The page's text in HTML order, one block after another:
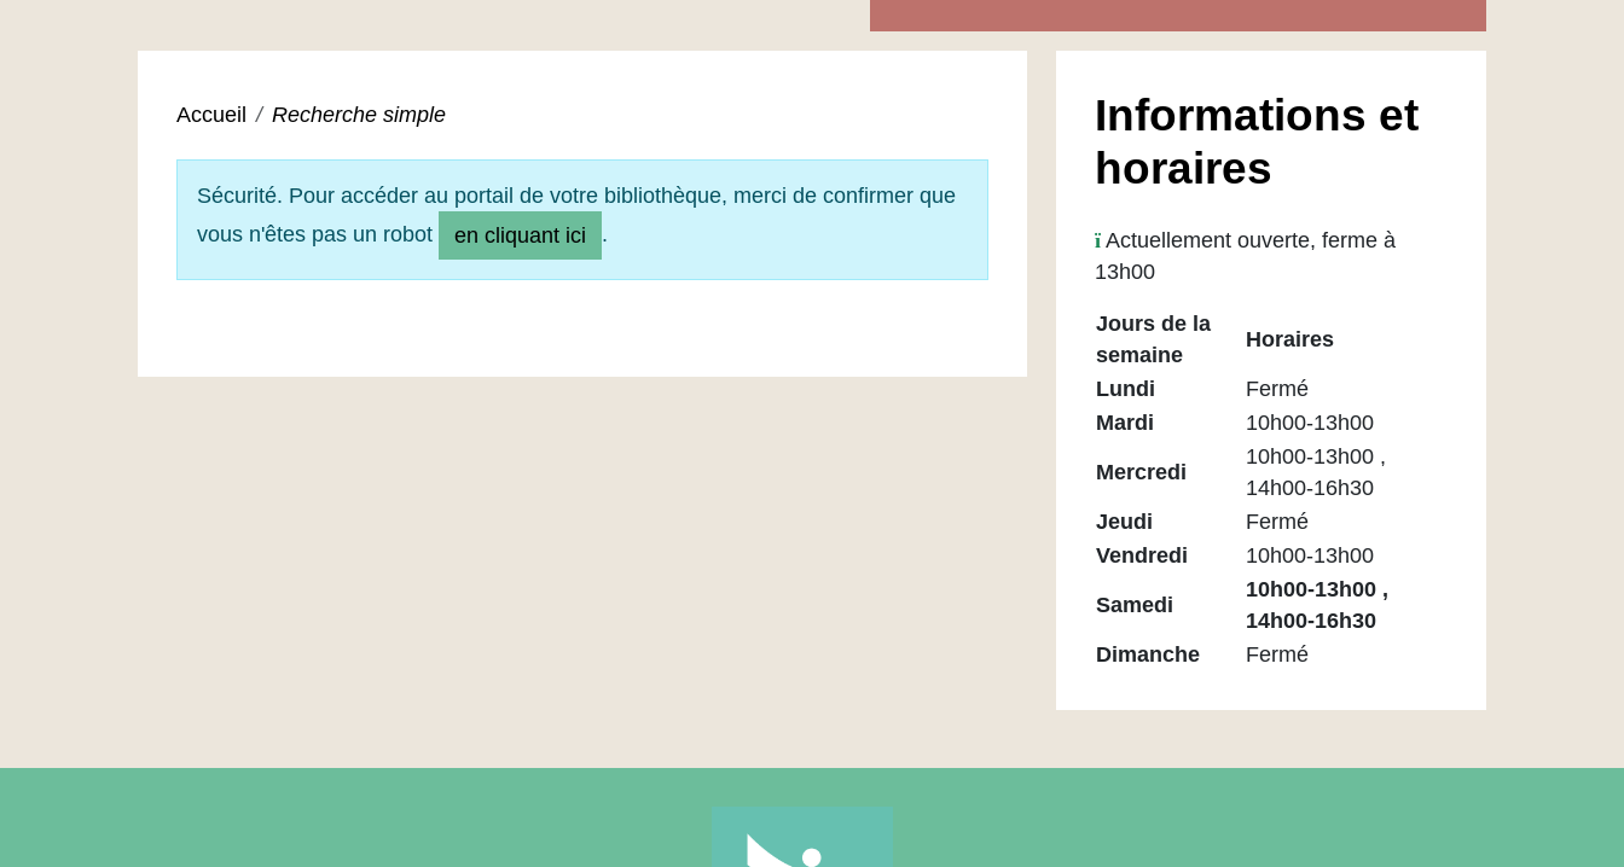
Accueil Recherche simple
Sécurité. Pour accéder au portail de votre bibliothèque, merci de confirmer que
vous n'êtes pas un robot
en cliquant ici .
Informations et
horaires
Actuellement ouverte, ferme à
13h00
Horaires
Médiathèque
Jours de la
semaine
Horaires
Lundi
Fermé
Mardi
10h00-13h00
Mercredi
10h00-13h00 ,
14h00-16h30
Jeudi
Fermé
Vendredi
10h00-13h00
Samedi
10h00-13h00 ,
14h00-16h30
Dimanche
Fermé